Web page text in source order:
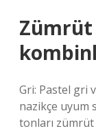
Zümrüt
Gri: Pastel gri
nazikçe uyum
tonları zümrüt